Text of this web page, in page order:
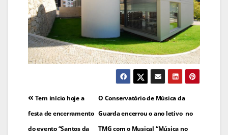
Navegação
de
O Conservatório de Música da
Guarda encerrou o ano letivo no
TMG com o Musical “Música no
Tem início hoje a
festa de encerramento
do evento “Santos da